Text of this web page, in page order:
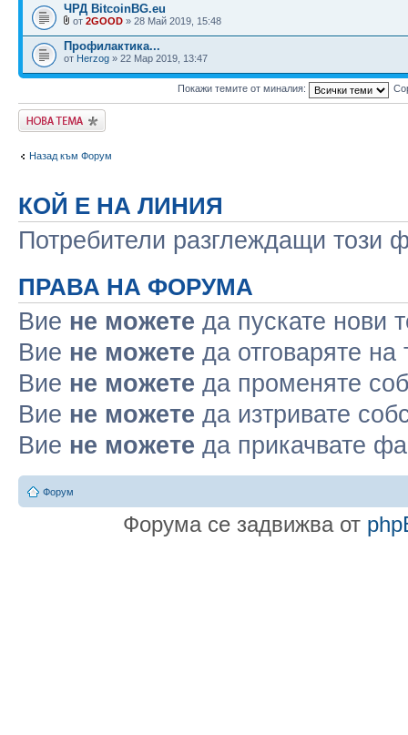
ЧРД BitcoinBG.eu
от 2GOOD » 28 Май 2019, 15:48
Профилактика...
от Herzog » 22 Мар 2019, 13:47
Покажи темите от миналия:
Публикувай нова
тема
Назад към Форум
КОЙ Е НА ЛИНИЯ
Потребители разглеждащи този
ПРАВА НА ФОРУМА
Вие не можете да пускате нови
Вие не можете да отговаряте на
Вие не можете да променяте
Вие не можете да изтривате
Вие не можете да прикачвате
Форум
Форума се задвижва от